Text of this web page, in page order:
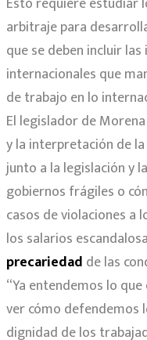
arbitraje para
que se deben incluir
internacionales que
de trabajo en lo
El legislador de
y la interpretación de
junto a la legislación y
gobiernos frágiles o
casos de violaciones a
los salarios
precariedad de las
“Ya entendemos lo
ver cómo defendemos
dignidad de los